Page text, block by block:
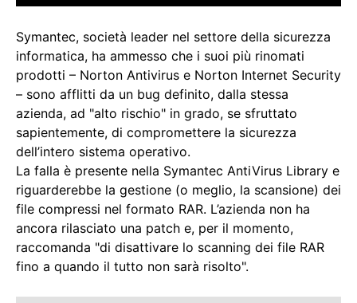
Symantec, società leader nel settore della sicurezza
informatica, ha ammesso che i suoi più rinomati
prodotti – Norton Antivirus e Norton Internet Security
– sono afflitti da un bug definito, dalla stessa
azienda, ad "alto rischio" in grado, se sfruttato
sapientemente, di compromettere la sicurezza
dell’intero sistema operativo.
La falla è presente nella Symantec AntiVirus Library e
riguarderebbe la gestione (o meglio, la scansione) dei
file compressi nel formato RAR. L’azienda non ha
ancora rilasciato una patch e, per il momento,
raccomanda "di disattivare lo scanning dei file RAR
fino a quando il tutto non sarà risolto".